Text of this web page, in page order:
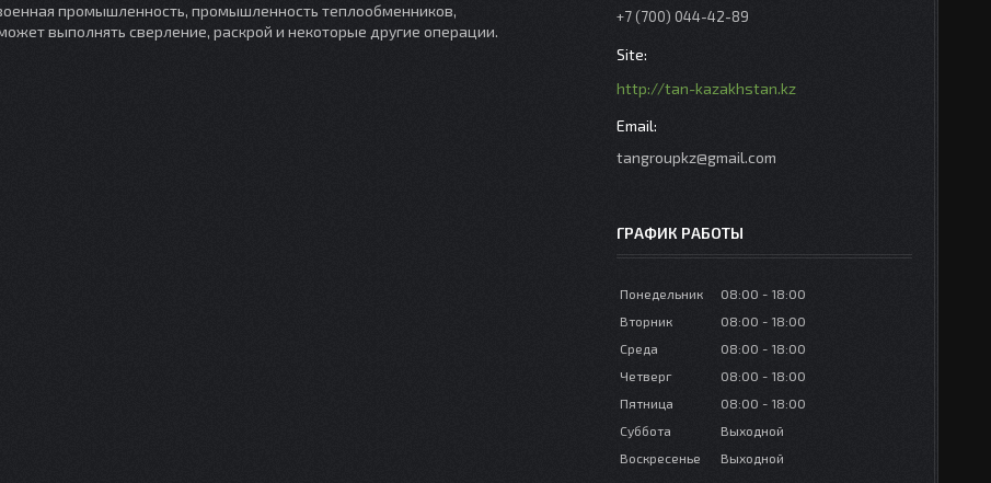
промышленность, промышленность теплообменников,
выполнять сверление, раскрой и некоторые другие операции.
+7 (700) 044-42-89
http://tan-kazakhstan.kz
tangroupkz@gmail.com
ГРАФИК РАБОТЫ
Понедельник 08:00
18:00
Вторник
08:00
18:00
Среда
08:00
18:00
Четверг
08:00
18:00
Пятница
08:00
18:00
Суббота
Выходной
Воскресенье
Выходной